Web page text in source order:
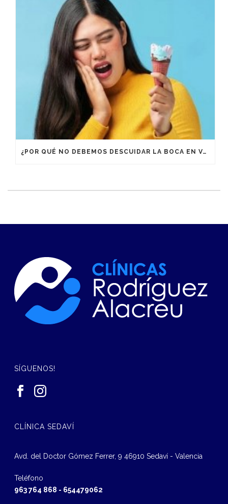
¿POR QUÉ NO DEBEMOS DESCUIDAR LA BOCA EN VACACIONES?
SÍGUENOS!
CLÍNICA SEDAVÍ
Avd. del Doctor Gómez Ferrer, 9 46910 Sedaví - Valencia
Teléfono
963 764 868 - 654479062